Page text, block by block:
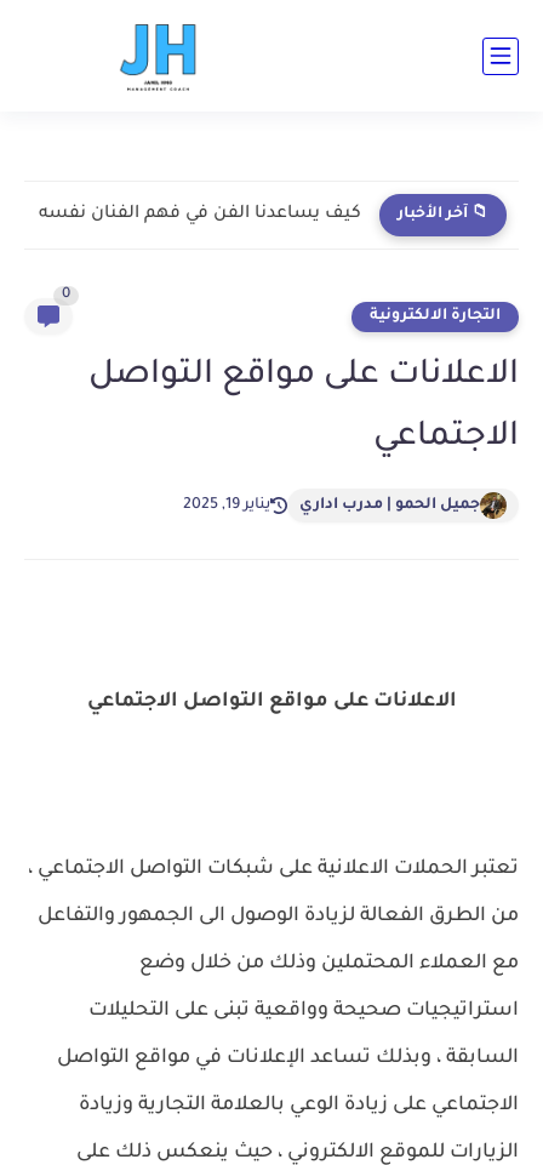
📁 آخر الأخبار كيف يساعدنا الفن في فهم الفنان نفسه
التجارة الالكترونية
0
الاعلانات على مواقع التواصل
الاجتماعي
جميل الحمو | مدرب اداري يناير 19, 2025
الاعلانات على مواقع التواصل الاجتماعي
تعتبر الحملات الاعلانية على شبكات التواصل الاجتماعي ،
من الطرق الفعالة لزيادة الوصول الى الجمهور والتفاعل
مع العملاء المحتملين وذلك من خلال وضع
استراتيجيات صحيحة وواقعية تبنى على التحليلات
السابقة ، وبذلك تساعد الإعلانات في مواقع التواصل
الاجتماعي على زيادة الوعي بالعلامة التجارية وزيادة
الزيارات للموقع الالكتروني ، حيث ينعكس ذلك على